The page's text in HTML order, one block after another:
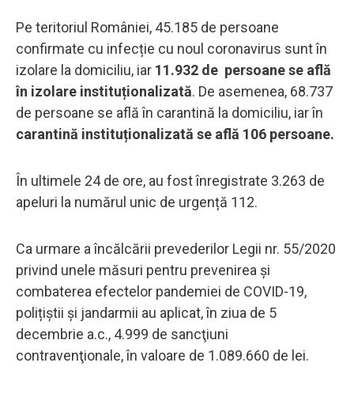
Pe teritoriul României, 45.185 de persoane
confirmate cu infecție cu noul coronavirus sunt în
izolare la domiciliu, iar 11.932 de persoane se află
în izolare instituționalizată. De asemenea, 68.737
de persoane se află în carantină la domiciliu, iar în
carantină instituționalizată se află 106 persoane.
În ultimele 24 de ore, au fost înregistrate 3.263 de
apeluri la numărul unic de urgență 112.
Ca urmare a încălcării prevederilor Legii nr. 55/2020
privind unele măsuri pentru prevenirea și
combaterea efectelor pandemiei de COVID-19,
polițiștii și jandarmii au aplicat, în ziua de 5
decembrie a.c., 4.999 de sancţiuni
contravenţionale, în valoare de 1.089.660 de lei.